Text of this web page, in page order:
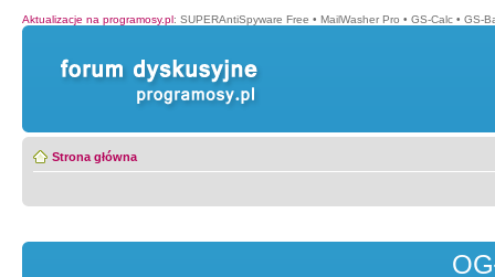
Aktualizacje na programosy.pl: SUPERAntiSpyware Free • MailWasher Pro • GS-Calc • GS-
Strona główna